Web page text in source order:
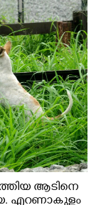
ആടിനെ
എറണാകുളം